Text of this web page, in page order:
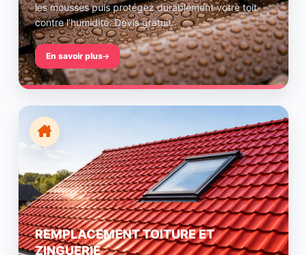
les mousses puis protégez durablement votre toit
contre l’humidité. Devis gratuit.
En savoir plus
REMPLACEMENT TOITURE ET
ZINGUERIE